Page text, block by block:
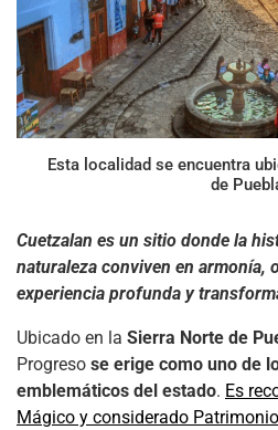
Esta localidad se encuentra
de
Cuetzalan es un sitio donde la
naturaleza conviven en armonía,
experiencia profunda y
Ubicado en la Sierra Norte de
Progreso se erige como uno de
emblemáticos del estado. Es
Mágico y considerado